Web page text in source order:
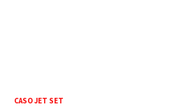
CASO JET SET